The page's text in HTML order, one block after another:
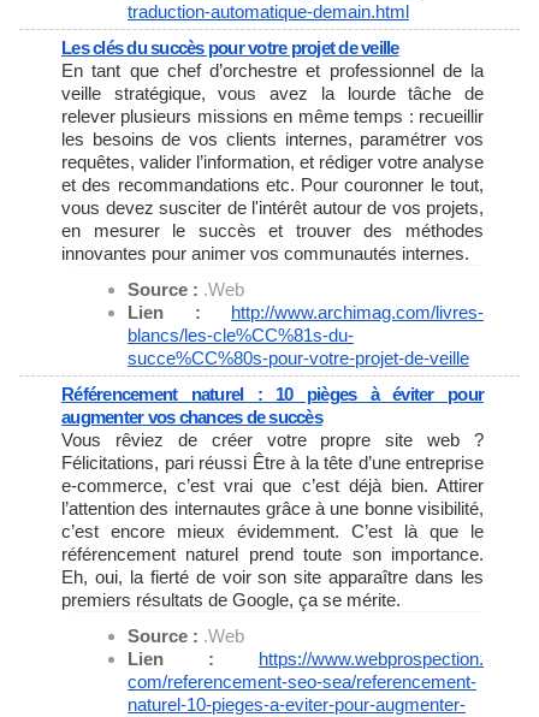
traduction-automatique-demain.html
Les clés du succès pour votre projet de veille
En tant que chef d’orchestre et professionnel de la
veille stratégique, vous avez la lourde tâche de
relever plusieurs missions en même temps : recueillir
les besoins de vos clients internes, paramétrer vos
requêtes, valider l’information, et rédiger votre analyse
et des recommandations etc. Pour couronner le tout,
vous devez susciter de l'intérêt autour de vos projets,
en mesurer le succès et trouver des méthodes
innovantes pour animer vos communautés internes.
Source : .Web
Lien : http://www.archimag.com/livres-
blancs/les-cle%CC%81s-du-
succe%CC%80s-pour-votre-projet-de-veille
Référencement naturel : 10 pièges à éviter pour
augmenter vos chances de succès
Vous rêviez de créer votre propre site web ?
Félicitations, pari réussi Être à la tête d’une entreprise
e-commerce, c’est vrai que c’est déjà bien. Attirer
l’attention des internautes grâce à une bonne visibilité,
c’est encore mieux évidemment. C’est là que le
référencement naturel prend toute son importance.
Eh, oui, la fierté de voir son site apparaître dans les
premiers résultats de Google, ça se mérite.
Source : .Web
Lien : https://www.webprospection.
com/referencement-seo-sea/referencement-
naturel-10-pieges-a-eviter-pour-augmenter-